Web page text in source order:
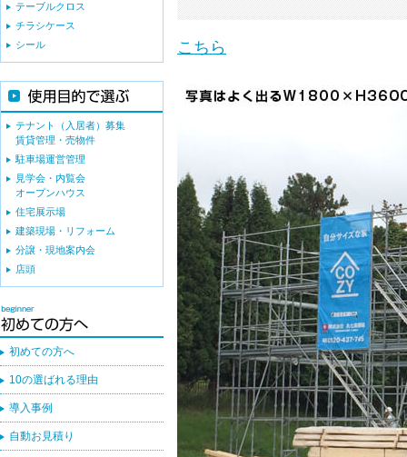
こちら
テーブルクロス
チラシケース
シール
テナント（入居者）募集
賃貸管理・売物件
駐車場運営管理
見学会・内覧会
オープンハウス
住宅展示場
建築現場・リフォーム
分譲・現地案内会
店頭
初めての方へ
10の選ばれる理由
導入事例
自動お見積り